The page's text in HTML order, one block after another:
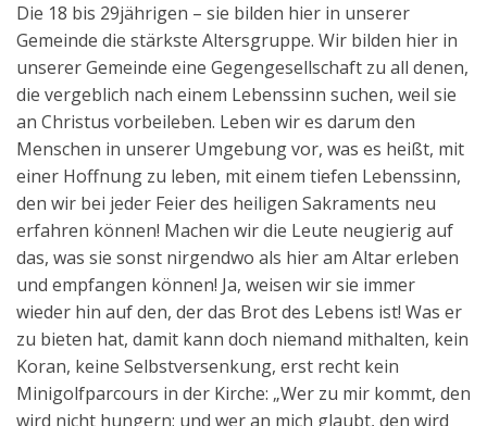
Die 18 bis 29jährigen – sie bilden hier in unserer
Gemeinde die stärkste Altersgruppe. Wir bilden hier in
unserer Gemeinde eine Gegengesellschaft zu all denen,
die vergeblich nach einem Lebenssinn suchen, weil sie
an Christus vorbeileben. Leben wir es darum den
Menschen in unserer Umgebung vor, was es heißt, mit
einer Hoffnung zu leben, mit einem tiefen Lebenssinn,
den wir bei jeder Feier des heiligen Sakraments neu
erfahren können! Machen wir die Leute neugierig auf
das, was sie sonst nirgendwo als hier am Altar erleben
und empfangen können! Ja, weisen wir sie immer
wieder hin auf den, der das Brot des Lebens ist! Was er
zu bieten hat, damit kann doch niemand mithalten, kein
Koran, keine Selbstversenkung, erst recht kein
Minigolfparcours in der Kirche: „Wer zu mir kommt, den
wird nicht hungern; und wer an mich glaubt, den wird